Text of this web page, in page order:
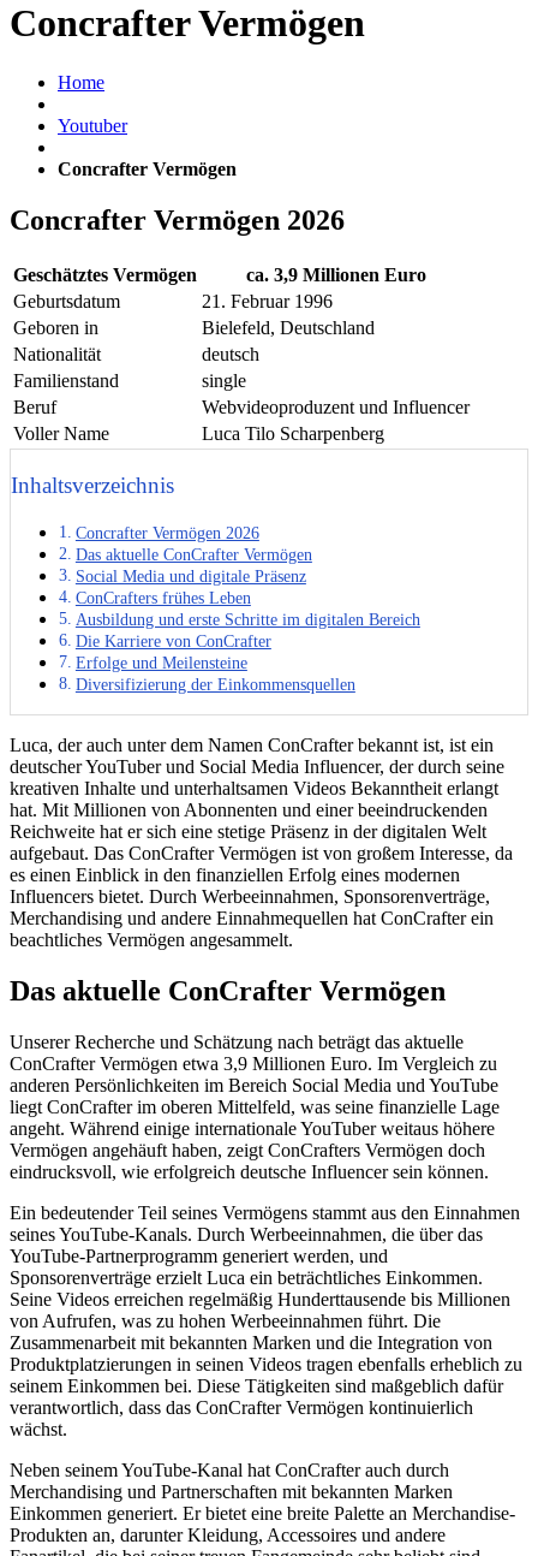
Concrafter Vermögen
Home
Youtuber
Concrafter Vermögen
Concrafter Vermögen 2026
Geschätztes Vermögen
ca. 3,9 Millionen Euro
Geburtsdatum
21. Februar 1996
Geboren in
Bielefeld, Deutschland
Nationalität
deutsch
Familienstand
single
Beruf
Webvideoproduzent und Influencer
Voller Name
Luca Tilo Scharpenberg
Inhaltsverzeichnis
Concrafter Vermögen 2026
Das aktuelle ConCrafter Vermögen
Social Media und digitale Präsenz
ConCrafters frühes Leben
Ausbildung und erste Schritte im digitalen Bereich
Die Karriere von ConCrafter
Erfolge und Meilensteine
Diversifizierung der Einkommensquellen
Luca, der auch unter dem Namen ConCrafter bekannt ist, ist ein
deutscher YouTuber und Social Media Influencer, der durch seine
kreativen Inhalte und unterhaltsamen Videos Bekanntheit erlangt
hat. Mit Millionen von Abonnenten und einer beeindruckenden
Reichweite hat er sich eine stetige Präsenz in der digitalen Welt
aufgebaut. Das ConCrafter Vermögen ist von großem Interesse, da
es einen Einblick in den finanziellen Erfolg eines modernen
Influencers bietet. Durch Werbeeinnahmen, Sponsorenverträge,
Merchandising und andere Einnahmequellen hat ConCrafter ein
beachtliches Vermögen angesammelt.
Das aktuelle ConCrafter Vermögen
Unserer Recherche und Schätzung nach beträgt das aktuelle
ConCrafter Vermögen etwa 3,9 Millionen Euro. Im Vergleich zu
anderen Persönlichkeiten im Bereich Social Media und YouTube
liegt ConCrafter im oberen Mittelfeld, was seine finanzielle Lage
angeht. Während einige internationale YouTuber weitaus höhere
Vermögen angehäuft haben, zeigt ConCrafters Vermögen doch
eindrucksvoll, wie erfolgreich deutsche Influencer sein können.
Ein bedeutender Teil seines Vermögens stammt aus den Einnahmen
seines YouTube-Kanals. Durch Werbeeinnahmen, die über das
YouTube-Partnerprogramm generiert werden, und
Sponsorenverträge erzielt Luca ein beträchtliches Einkommen.
Seine Videos erreichen regelmäßig Hunderttausende bis Millionen
von Aufrufen, was zu hohen Werbeeinnahmen führt. Die
Zusammenarbeit mit bekannten Marken und die Integration von
Produktplatzierungen in seinen Videos tragen ebenfalls erheblich zu
seinem Einkommen bei. Diese Tätigkeiten sind maßgeblich dafür
verantwortlich, dass das ConCrafter Vermögen kontinuierlich
wächst.
Neben seinem YouTube-Kanal hat ConCrafter auch durch
Merchandising und Partnerschaften mit bekannten Marken
Einkommen generiert. Er bietet eine breite Palette an Merchandise-
Produkten an, darunter Kleidung, Accessoires und andere